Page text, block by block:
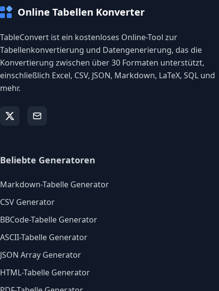
Online Tabellen Konverter
TableConvert ist ein kostenloses Online-Tool zur
Tabellenkonvertierung und Datengenerierung, das die
Konvertierung zwischen über 30 Formaten unterstützt,
einschließlich Excel, CSV, JSON, Markdown, LaTeX, SQL und
mehr.
Beliebte Generatoren
Markdown-Tabelle Generator
CSV Generator
BBCode-Tabelle Generator
ASCII-Tabelle Generator
JSON Array Generator
HTML-Tabelle Generator